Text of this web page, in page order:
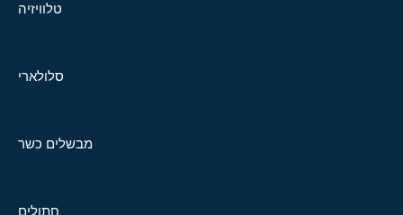
טלוויזיה
סלולארי
מבשלים כשר
חתולים